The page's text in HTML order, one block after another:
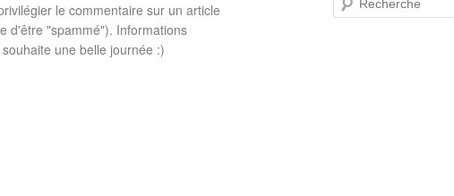
le commentaire sur un article
d'être "spammé"). Informations
une belle journée :)